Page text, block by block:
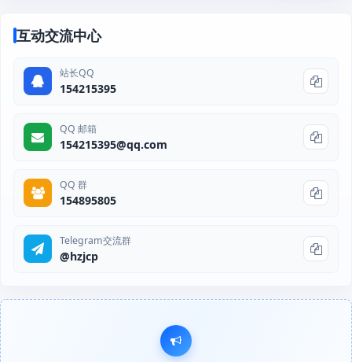
互动交流中心
站长QQ
154215395
QQ 邮箱
154215395@qq.com
QQ 群
154895805
Telegram交流群
@hzjcp